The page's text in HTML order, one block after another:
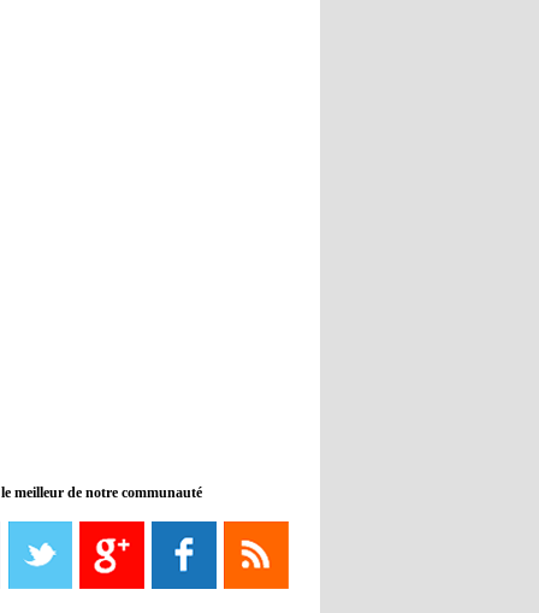
08:21 - 2022/11/08
Liverpool mis en vente par son
propriétaire
meilleur de notre communauté